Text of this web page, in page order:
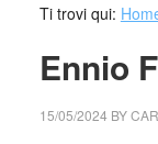
Ti trovi qui:
Ennio
15/05/2024 BY